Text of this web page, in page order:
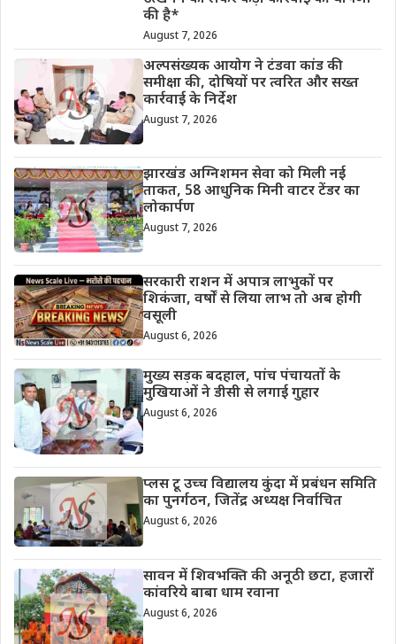
की है*
August 7, 2026
अल्पसंख्यक आयोग ने टंडवा कांड की
समीक्षा की, दोषियों पर त्वरित और सख्त
कार्रवाई के निर्देश
August 7, 2026
झारखंड अग्निशमन सेवा को मिली नई
ताकत, 58 आधुनिक मिनी वाटर टेंडर का
लोकार्पण
August 7, 2026
सरकारी राशन में अपात्र लाभुकों पर
शिकंजा, वर्षों से लिया लाभ तो अब होगी
वसूली
August 6, 2026
मुख्य सड़क बदहाल, पांच पंचायतों के
मुखियाओं ने डीसी से लगाई गुहार
August 6, 2026
प्लस टू उच्च विद्यालय कुंदा में प्रबंधन समिति
का पुनर्गठन, जितेंद्र अध्यक्ष निर्वाचित
August 6, 2026
सावन में शिवभक्ति की अनूठी छटा, हजारों
कांवरिये बाबा धाम रवाना
August 6, 2026